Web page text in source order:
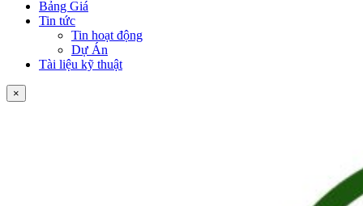
Bảng Giá
Tin tức
Tin hoạt động
Dự Án
Tài liệu kỹ thuật
×